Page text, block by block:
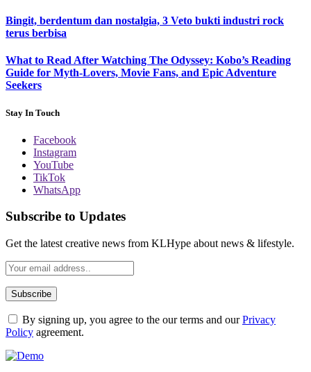
Bingit, berdentum dan nostalgia, 3 Veto bukti industri rock
terus berbisa
What to Read After Watching The Odyssey: Kobo’s Reading
Guide for Myth-Lovers, Movie Fans, and Epic Adventure
Seekers
Stay In Touch
Facebook
Instagram
YouTube
TikTok
WhatsApp
Subscribe to Updates
Get the latest creative news from KLHype about news & lifestyle.
By signing up, you agree to the our terms and ourPrivacy
Policy agreement.